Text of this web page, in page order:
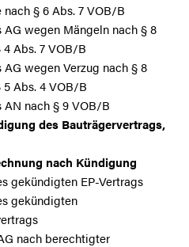
§ 6 Abs. 7 VOB/B
wegen Mängeln nach § 8
4 Abs. 7 VOB/B
wegen Verzug nach § 8
5 Abs. 4 VOB/B
AN nach § 9 VOB/B
des Bauträgervertrags,
nach Kündigung
gekündigten EP-Vertrags
gekündigten
nach berechtigter